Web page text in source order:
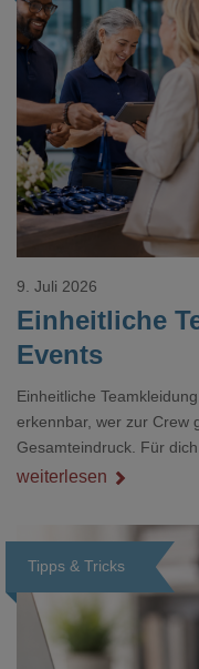
Einheitliche
Events
9. Juli 2026
Einheitliche
erkennbar, wer zur Crew
Gesamteindruck. Für
Nebenthema: Bei
weiterlesen
Tipps & Tricks